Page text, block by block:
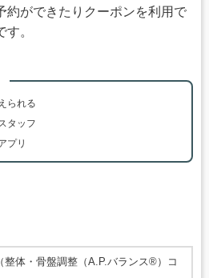
約ができたりクーポンを利用で
。
られる
タッフ
プリ
整体・骨盤調整（A.P.バランス®）コ